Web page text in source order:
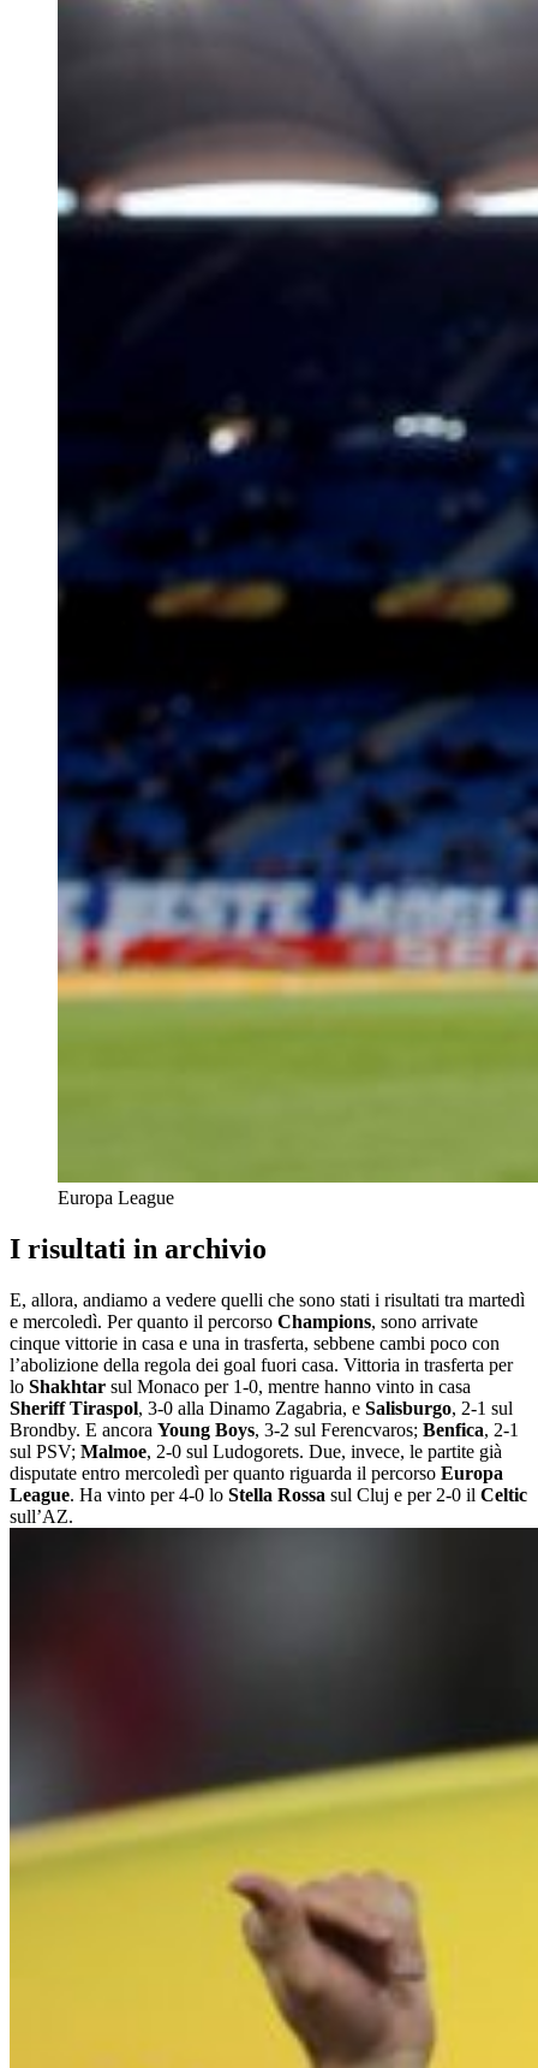
Europa League
I risultati in archivio
E, allora, andiamo a vedere quelli che sono stati i risultati tra martedì
e mercoledì. Per quanto il percorso Champions, sono arrivate
cinque vittorie in casa e una in trasferta, sebbene cambi poco con
l’abolizione della regola dei goal fuori casa. Vittoria in trasferta per
lo Shakhtar sul Monaco per 1-0, mentre hanno vinto in casa
Sheriff Tiraspol, 3-0 alla Dinamo Zagabria, e Salisburgo, 2-1 sul
Brondby. E ancora Young Boys, 3-2 sul Ferencvaros; Benfica, 2-1
sul PSV; Malmoe, 2-0 sul Ludogorets. Due, invece, le partite già
disputate entro mercoledì per quanto riguarda il percorso Europa
League. Ha vinto per 4-0 lo Stella Rossa sul Cluj e per 2-0 il Celtic
sull’AZ.